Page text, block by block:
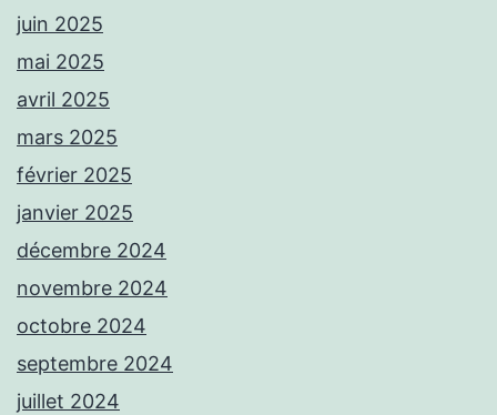
juin 2025
mai 2025
avril 2025
mars 2025
février 2025
janvier 2025
décembre 2024
novembre 2024
octobre 2024
septembre 2024
juillet 2024